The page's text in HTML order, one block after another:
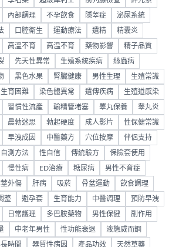
內部調理 不孕飲食 隱睾症 泌尿系統
口腔衛生 運動療法 遺精 精囊炎
高溫不育 高温不育 藥物影響 精子品質
先天性異常 生殖系統疾病 絲蟲病
黑色水果 腎臟健康 男性生理 生殖常識
生育困難 染色體異常 遺傳疾病 生殖道感染
習慣性流產 輸精管堵塞 睪丸保養 睾丸炎
晨勃迷思 勃起硬度 成人影片 性保健常識
早洩成因 中醫藥方 穴位按摩 伴侶支持
自測方法 性自信 傳統驗方 保險套使用
慢性病 ED治療 糖尿病 男性不育症
莖外傷 肝病 吸菸 骨盆運動 飲食調理
整 避孕套 生育能力 中醫调理 預防早洩
日常護理 多巴胺藥物 男性保健 副作用
中老年男性 性功能衰退 液態威而鋼
時間 器質性病因 產品功效 天然草藥